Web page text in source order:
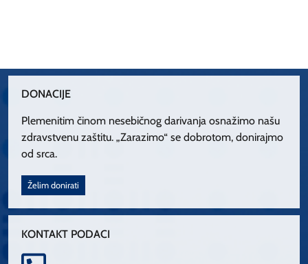
DONACIJE
Plemenitim činom nesebičnog darivanja osnažimo našu
zdravstvenu zaštitu. „Zarazimo“ se dobrotom, donirajmo
od srca.
Želim donirati
KONTAKT PODACI